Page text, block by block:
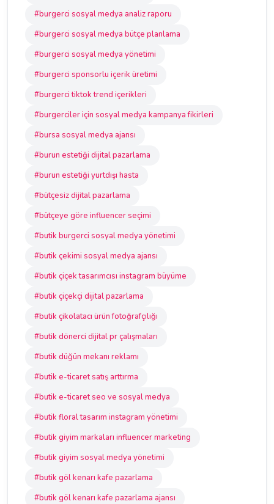
#burgerci sosyal medya analiz raporu
#burgerci sosyal medya bütçe planlama
#burgerci sosyal medya yönetimi
#burgerci sponsorlu içerik üretimi
#burgerci tiktok trend içerikleri
#burgerciler için sosyal medya kampanya fikirleri
#bursa sosyal medya ajansı
#burun estetiği dijital pazarlama
#burun estetiği yurtdışı hasta
#bütçesiz dijital pazarlama
#bütçeye göre influencer seçimi
#butik burgerci sosyal medya yönetimi
#butik çekimi sosyal medya ajansı
#butik çiçek tasarımcısı instagram büyüme
#butik çiçekçi dijital pazarlama
#butik çikolatacı ürün fotoğrafçılığı
#butik dönerci dijital pr çalışmaları
#butik düğün mekanı reklamı
#butik e-ticaret satış arttırma
#butik e-ticaret seo ve sosyal medya
#butik floral tasarım instagram yönetimi
#butik giyim markaları influencer marketing
#butik giyim sosyal medya yönetimi
#butik göl kenarı kafe pazarlama
#butik göl kenarı kafe pazarlama ajansı